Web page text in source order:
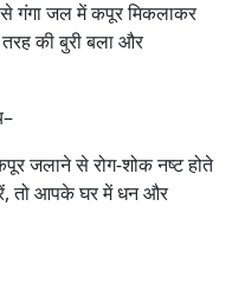
गंगा जल में कपूर मिकलाकर
की बुरी बला और
जलाने से रोग-शोक नष्ट होते
तो आपके घर में धन और